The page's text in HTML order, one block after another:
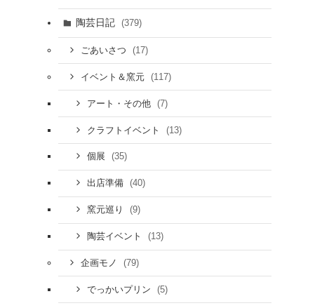
陶芸日記 (379)
ごあいさつ (17)
イベント＆窯元 (117)
アート・その他 (7)
クラフトイベント (13)
個展 (35)
出店準備 (40)
窯元巡り (9)
陶芸イベント (13)
企画モノ (79)
でっかいプリン (5)